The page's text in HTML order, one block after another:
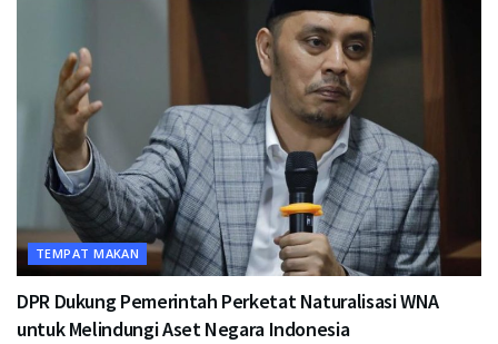
TEMPAT MAKAN
DPR Dukung Pemerintah Perketat Naturalisasi WNA
untuk Melindungi Aset Negara Indonesia